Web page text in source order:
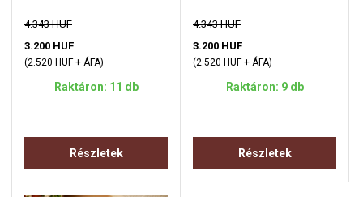
4.343 HUF
3.200 HUF
(2.520 HUF + ÁFA)
Raktáron: 11 db
Részletek
4.343 HUF
3.200 HUF
(2.520 HUF + ÁFA)
Raktáron: 9 db
Részletek